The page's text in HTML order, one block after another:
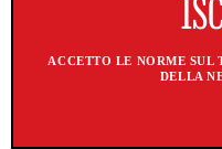
ACCETTO LE NORME
DELLA